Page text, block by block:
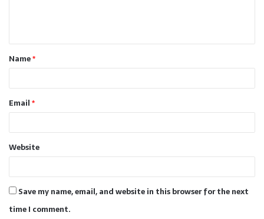
t
*Name*
Email*
Website
Save my name, email, and website in this browser for the next
time I comment.